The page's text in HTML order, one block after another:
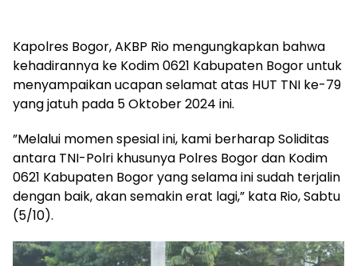
Kapolres Bogor, AKBP Rio mengungkapkan bahwa
kehadirannya ke Kodim 0621 Kabupaten Bogor untuk
menyampaikan ucapan selamat atas HUT TNI ke-79
yang jatuh pada 5 Oktober 2024 ini.
”Melalui momen spesial ini, kami berharap Soliditas
antara TNI-Polri khusunya Polres Bogor dan Kodim
0621 Kabupaten Bogor yang selama ini sudah terjalin
dengan baik, akan semakin erat lagi,” kata Rio, Sabtu
(5/10).